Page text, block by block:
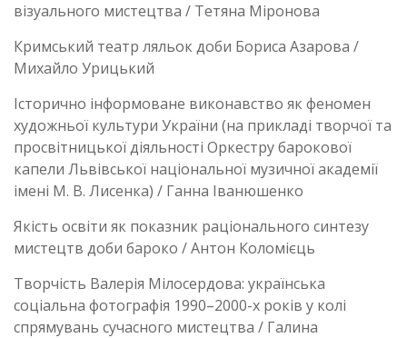
візуального мистецтва / Тетяна Міронова
Кримський театр ляльок доби Бориса Азарова /
Михайло Урицький
Історично інформоване виконавство як феномен
художньої культури України (на прикладі творчої та
просвітницької діяльності Оркестру барокової
капели Львівської національної музичної академії
імені М. В. Лисенка) / Ганна Іванюшенко
Якість освіти як показник раціонального синтезу
мистецтв доби бароко / Антон Коломієць
Творчість Валерія Мілосердова: українська
соціальна фотографія 1990–2000-х років у колі
спрямувань сучасного мистецтва / Галина